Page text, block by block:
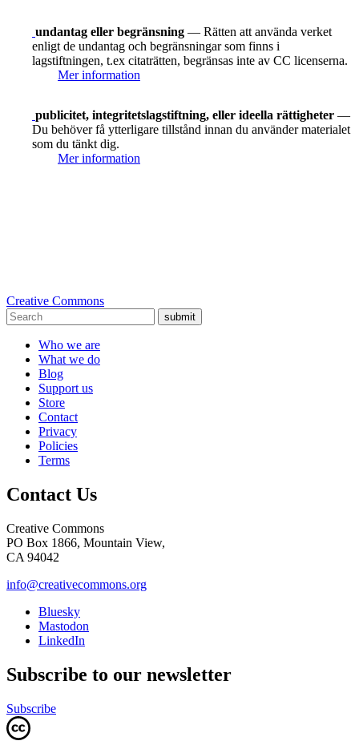
undantag eller begränsning — Rätten att använda verket
enligt de undantag och begränsningar som finns i
lagstiftningen, t.ex citaträtten, begränsas inte av CC licenserna.
Mer information
publicitet, integritetslagstiftning, eller ideella rättigheter —
Du behöver få ytterligare tillstånd innan du använder materialet
som du tänkt dig.
Mer information
Creative Commons
submit
Who we are
What we do
Blog
Support us
Store
Contact
Privacy
Policies
Terms
Contact Us
Creative Commons
PO Box 1866, Mountain View,
CA 94042
info@creativecommons.org
Bluesky
Mastodon
LinkedIn
Subscribe to our newsletter
Subscribe